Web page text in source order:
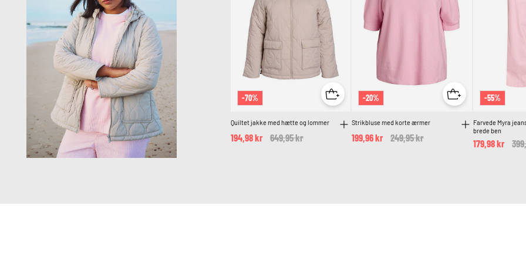
-70%
Quiltet jakke med hætte og lommer
Price reduced from
649,95 krto
194,98 kr
-20%
Strikbluse med korte ærmer
Price reduced from
249,95 kr
199,96 kr
-55%
Farvede Myra
brede ben
179,98 kr